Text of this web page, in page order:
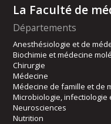
La Faculté de
Départements
Anesthésiologie et de
Biochimie et médecine
Chirurgie
Médecine
Médecine de famille et de
Microbiologie, infectiologie
Neurosciences
Nutrition